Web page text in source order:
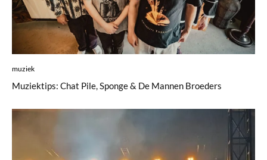
muziek
Muziektips: Chat Pile, Sponge & De Mannen Broeders